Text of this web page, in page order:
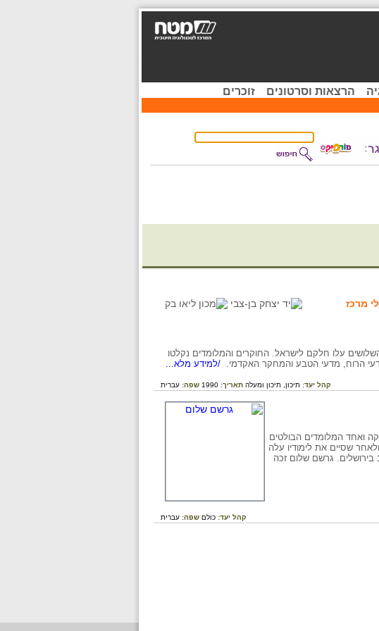
הרצאות וסרטונים זוכרים
מרכז
עלו חלקם לישראל. החוקרים והמלומדים נקלטו
הרוח, מדעי הטבע והמחקר האקדמי. /למידע מלא...
קהל יעד: תיכון, תיכון ומעלה תאריך: 1990 שפה: עברית
והמיסטיקה ואחד המלומדים הבולטים
ולאחר שסיים את לימודיו עלה
בירושלים. גרשם שלום זכה
קהל יעד: כולם שפה: עברית